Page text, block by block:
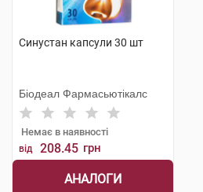
Синустан капсули 30 шт
Біодеал Фармасьютікалс
Немає в наявності
від 208.45 грн
АНАЛОГИ